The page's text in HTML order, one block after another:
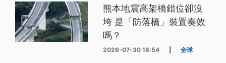
熊本地震高架橋錯位卻沒
垮 是「防落橋」裝置奏效
嗎？
2026-07-30 18:54 全球